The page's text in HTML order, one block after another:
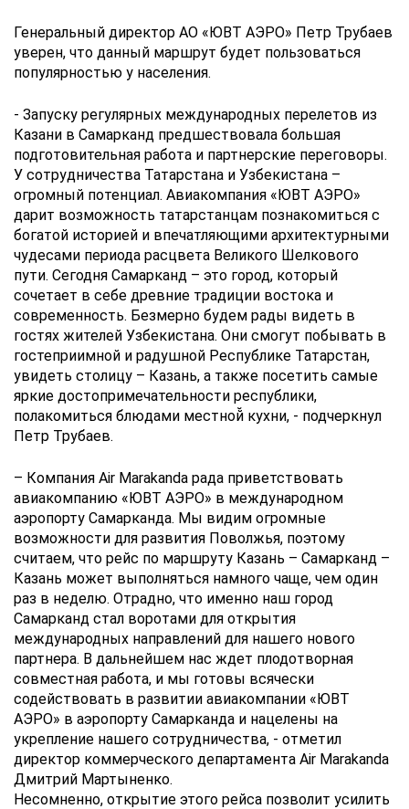
Генеральный директор АО «ЮВТ АЭРО» Петр Трубаев
уверен, что данный маршрут будет пользоваться
популярностью у населения.
- Запуску регулярных международных перелетов из
Казани в Самарканд предшествовала большая
подготовительная работа и партнерские переговоры.
У сотрудничества Татарстана и Узбекистана –
огромный потенциал. Авиакомпания «ЮВТ АЭРО»
дарит возможность татарстанцам познакомиться с
богатой историей и впечатляющими архитектурными
чудесами периода расцвета Великого Шелкового
пути. Сегодня Самарканд – это город, который
сочетает в себе древние традиции востока и
современность. Безмерно будем рады видеть в
гостях жителей Узбекистана. Они смогут побывать в
гостеприимной и радушной Республике Татарстан,
увидеть столицу – Казань, а также посетить самые
яркие достопримечательности республики,
полакомиться блюдами местной̆ кухни, - подчеркнул
Петр Трубаев.
– Компания Air Marakanda рада приветствовать
авиакомпанию «ЮВТ АЭРО» в международном
аэропорту Самарканда. Мы видим огромные
возможности для развития Поволжья, поэтому
считаем, что рейс по маршруту Казань – Самарканд –
Казань может выполняться намного чаще, чем один
раз в неделю. Отрадно, что именно наш город
Самарканд стал воротами для открытия
международных направлений для нашего нового
партнера. В дальнейшем нас ждет плодотворная
совместная работа, и мы готовы всячески
содействовать в развитии авиакомпании «ЮВТ
АЭРО» в аэропорту Самарканда и нацелены на
укрепление нашего сотрудничества, - отметил
директор коммерческого департамента Air Marakanda
Дмитрий Мартыненко.
Несомненно, открытие этого рейса позволит усилить